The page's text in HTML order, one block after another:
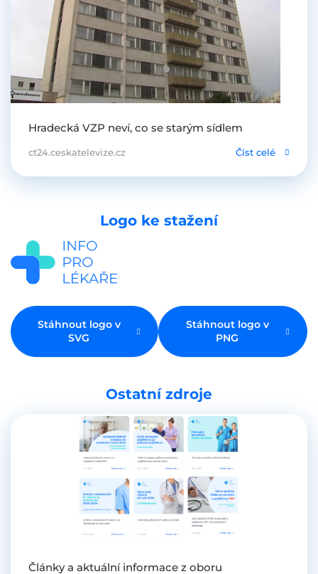
Hradecká VZP neví, co se starým sídlem
ct24.ceskatelevize.cz Číst celé
Logo ke stažení
Stáhnout logo v
SVG
Stáhnout logo v
PNG
Ostatní zdroje
Články a aktuální informace z oboru